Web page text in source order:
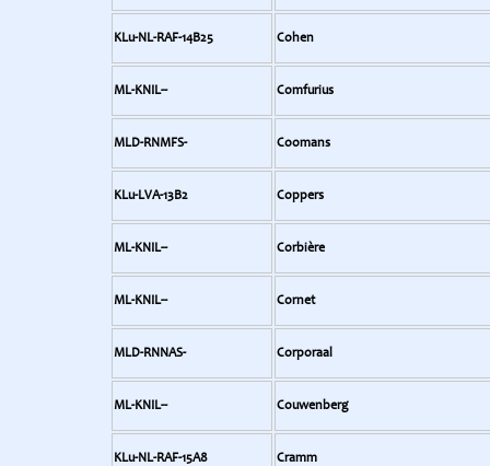
KLu-NL-RAF-14B25 Cohen
ML-KNIL-- Comfurius
MLD-RNMFS- Coomans
KLu-LVA-13B2 Coppers
ML-KNIL-- Corbière
ML-KNIL-- Cornet
MLD-RNNAS- Corporaal
ML-KNIL-- Couwenberg
KLu-NL-RAF-15A8 Cramm